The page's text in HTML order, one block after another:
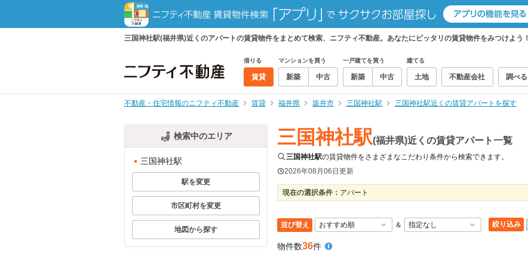
三国神社駅(福井県)近くのアパートの賃貸物件をまとめて検索、ニフティ不動産。あなたにピッタリの賃貸物件をみつけよう！
借りる
賃貸
マンションを買う
新築 中古
一戸建てを買う
新築 中古
建てる
土地 不動産会社 調べる
不動産・住宅情報のニフティ不動産 賃貸 福井県 坂井市 三国神社駅 三国神社駅近くの賃貸アパートを探す
検索中のエリア
三国神社駅
駅を変更
市区町村を変更
地図から探す
三国神社駅(福井県)近くの賃貸アパート一覧
三国神社駅の賃貸物件をさまざまなこだわり条件から検索できます。
2026年08月06日更新
現在の選択条件： アパート
並び替え ＆ 絞り込み
物件数36件